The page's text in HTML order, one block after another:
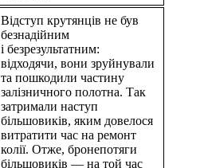
Відступ крутянців не був
безнадійним
і безрезультатним:
відходячи, вони зруйнували
та пошкодили частину
залізничного полотна. Так
затримали наступ
більшовиків, яким довелося
витратити час на ремонт
колії. Отже, бронепотяги
більшовиків — на той час